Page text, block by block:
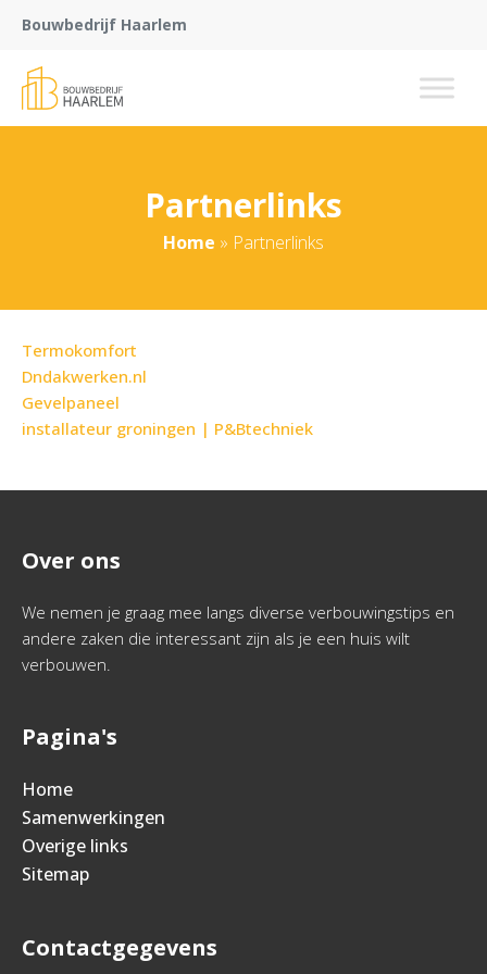
Bouwbedrijf Haarlem
Partnerlinks
Home » Partnerlinks
Termokomfort
Dndakwerken.nl
Gevelpaneel
installateur groningen | P&Btechniek
Over ons
We nemen je graag mee langs diverse verbouwingstips en
andere zaken die interessant zijn als je een huis wilt
verbouwen.
Pagina's
Home
Samenwerkingen
Overige links
Sitemap
Contactgegevens